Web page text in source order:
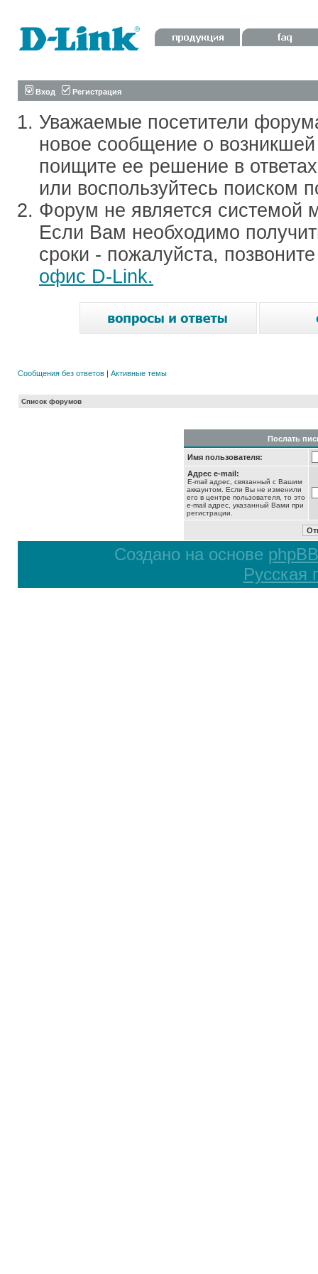
Вход Регистрация
Уважаемые посетители
новое сообщение о
поищите ее решение в
или воспользуйтесь поиском
Форум не является системой
Если Вам необходимо
сроки - пожалуйста,
офис D-Link.
Сообщения без ответов | Активные темы
Список форумов
Послать
Имя пользователя:
Адрес e-mail:
E-mail адрес, связанный с Вашим
аккаунтом. Если Вы не изменили
его в центре пользователя, то это
e-mail адрес, указанный Вами при
регистрации.
Создано на основе phpBB
Русская